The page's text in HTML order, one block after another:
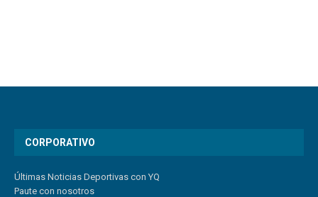
CORPORATIVO
Últimas Noticias Deportivas con YQ
Paute con nosotros